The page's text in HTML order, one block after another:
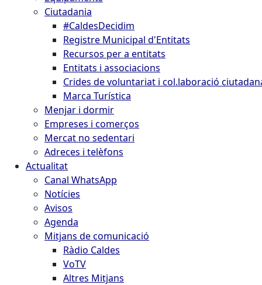
Ciutadania
#CaldesDecidim
Registre Municipal d'Entitats
Recursos per a entitats
Entitats i associacions
Crides de voluntariat i col.laboració
Marca Turística
Menjar i dormir
Empreses i comerços
Mercat no sedentari
Adreces i telèfons
Actualitat
Canal WhatsApp
Notícies
Avisos
Agenda
Mitjans de comunicació
Ràdio Caldes
VoTV
Altres Mitjans